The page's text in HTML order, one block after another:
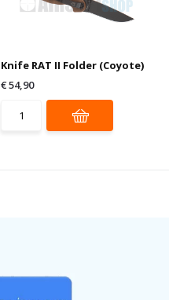
Knife RAT II Folder (Coyote)
€ 54,90